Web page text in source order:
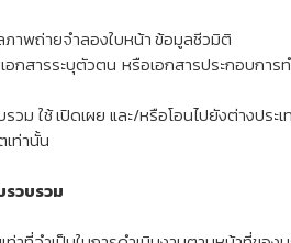
าพถ่ายจำลองใบหน้า ข้อมูลชีวมิติ
กสารระบุตัวตน หรือเอกสารประกอบก
ม ใช้ เปิดเผย และ/หรือโอนไปยังต่างป
ท่านั้น
วบรวม